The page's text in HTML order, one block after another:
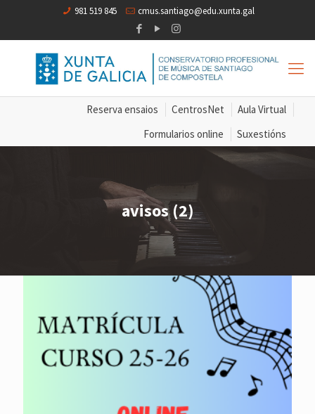
981 519 845 cmus.santiago@edu.xunta.gal
Reserva ensaios CentrosNet
Aula Virtual
Formularios online
Suxestións
avisos (2)